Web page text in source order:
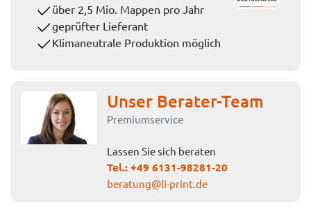
über 2,5 Mio. Mappen pro Jahr
geprüfter Lieferant
Klimaneutrale Produktion möglich
Unser Berater-Team
Premiumservice
Lassen Sie sich beraten
Tel.:+49 6131-98281-20
beratung@li-print.de